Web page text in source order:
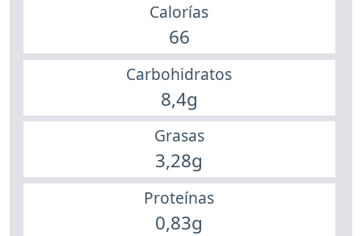
Calorías
66
Carbohidratos
8,4g
Grasas
3,28g
Proteínas
0,83g